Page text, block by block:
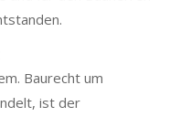
Baurecht um
ist der